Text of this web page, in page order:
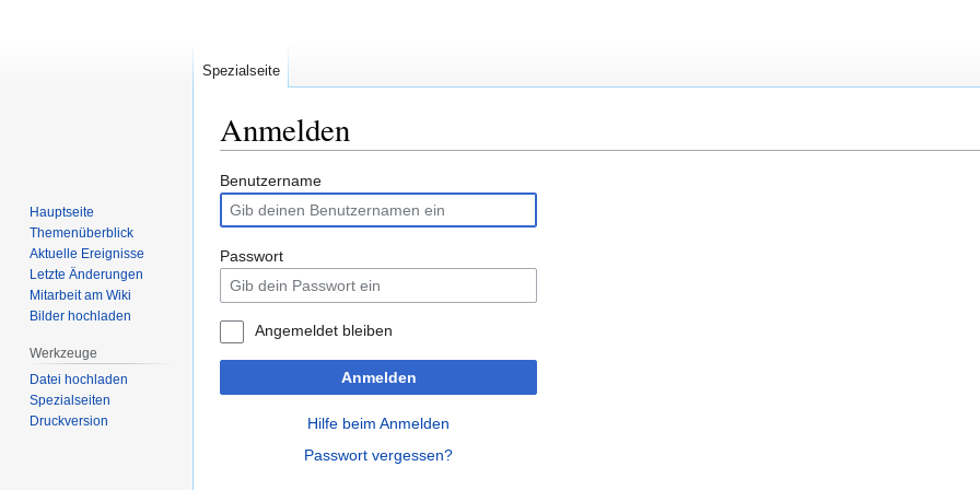
Anmelden
Zur
Navigation
springen
Zur
Suche
springen
Benutzername
Passwort
Angemeldet bleiben
Anmelden
Hilfe beim Anmelden
Passwort vergessen?
Spezialseite
Hauptseite
Themenüberblick
Aktuelle Ereignisse
Letzte Änderungen
Mitarbeit am Wiki
Bilder hochladen
Werkzeuge
Datei hochladen
Spezialseiten
Druckversion